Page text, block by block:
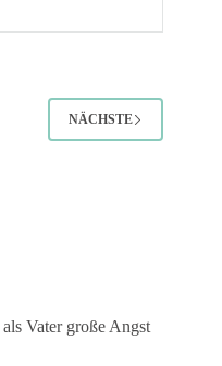
NÄCHSTE
Vater große Angst